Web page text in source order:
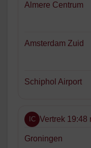
Almere Centrum
Amsterdam Zuid
Schiphol Airport
IC Vertrek 19:48
Groningen